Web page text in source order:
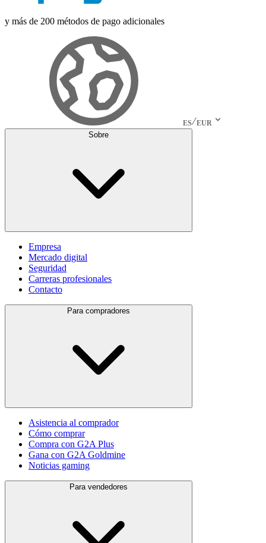
y más de 200 métodos de pago adicionales
ES EUR
Sobre
Empresa
Mercado digital
Seguridad
Carreras profesionales
Contacto
Para compradores
Asistencia al comprador
Cómo comprar
Compra con G2A Plus
Gana con G2A Goldmine
Noticias gaming
Para vendedores